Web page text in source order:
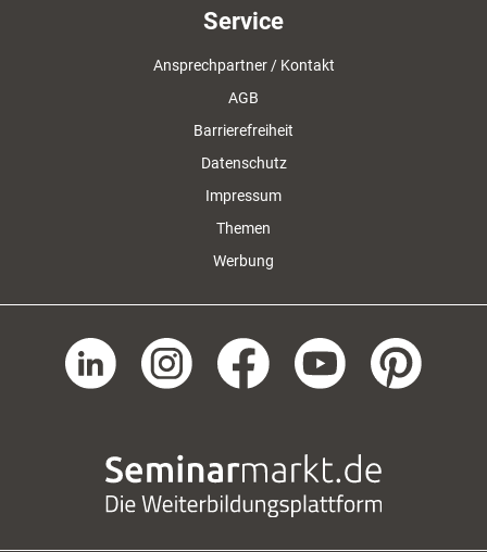
Service
Ansprechpartner / Kontakt
AGB
Barrierefreiheit
Datenschutz
Impressum
Themen
Werbung